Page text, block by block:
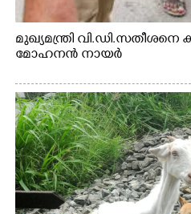
മുഖ്യമന്ത്രി
മോഹനൻ നായർ